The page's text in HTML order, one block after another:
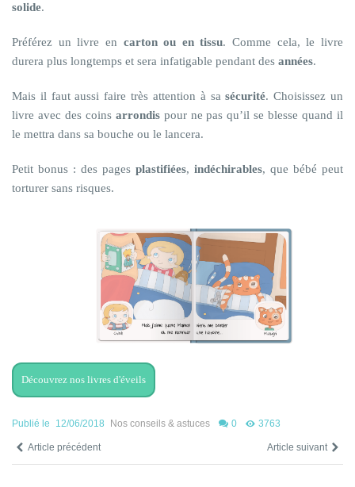
solide.
Préférez un livre en carton ou en tissu. Comme cela, le livre
durera plus longtemps et sera infatigable pendant des années.
Mais il faut aussi faire très attention à sasécurité. Choisissez un
livre avec des coins arrondispour ne pas qu’il se blesse quand il
le mettra dans sa bouche ou le lancera.
Petit bonus : des pages plastifiées, indéchirables, que bébé peut
torturer sans risques.
Découvrez nos livres d'éveils
Publié le 12/06/2018 Nos conseils & astuces 0 3763
Article précédent Article suivant